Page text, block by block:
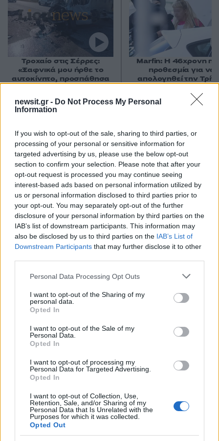
newsit.gr - Do Not Process My Personal
Information
If you wish to opt-out of the sale, sharing to third parties, or
processing of your personal or sensitive information for
targeted advertising by us, please use the below opt-out
section to confirm your selection. Please note that after your
opt-out request is processed you may continue seeing
interest-based ads based on personal information utilized by
us or personal information disclosed to third parties prior to
your opt-out. You may separately opt-out of the further
disclosure of your personal information by third parties on the
IAB’s list of downstream participants. This information may
also be disclosed by us to third parties on the IAB’s List of
Downstream Participants that may further disclose it to other
Please note that this website/app uses one or more Google
not limited to your visit or usage behaviour. You may click to
grant or deny consent to Google and its third-party tags to
use your data for below specified purposes in below Google
consent section.
Personal Data Processing Opt Outs
I want to opt-out of the Sharing of my
personal data.
Opted In
I want to opt-out of the Sale of my
Personal Data.
Opted In
I want to opt-out of processing my
Personal Data for Targeted Advertising.
Opted In
I want to opt-out of Collection, Use,
Retention, Sale, and/or Sharing of my
Personal Data that Is Unrelated with the
Purposes for which it was collected.
Opted Out
Σχόλια
Σχολίασε εδώ
50 /50
Υποβολή σχολίου
Πολιτική Απορρήτου&Όροι Χρήσης της Google.
ΔΟΛΑΡΙΑ
ΗΠΑ ΧΡΥΣΟΣ
Share:
Ακολουθήστε το Νewsit.gr στοGoogle News
ενημερωθείτε πρώτοι για όλη την ειδησεογραφία και τα
τελευταία νέατης ημέρας
Τροχαίο στις Σέρρες:
«Ξαφνικά μου ήρθε το
αυτοκίνητο, προσπάθησα
Marfin: Η 46χρονη
προθεσμία για να
απολογηθεί την
«Είναι αθώα,
στη διαδήλωση όπως
100.000 άτομα»